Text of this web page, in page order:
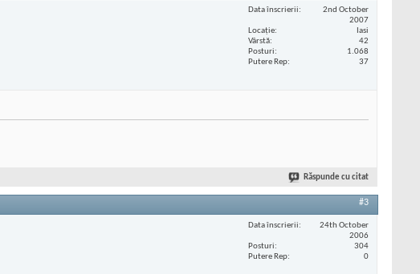
Data înscrierii
2nd October
2007
Locaţie
Iasi
Vârstă
42
Posturi
1.068
Putere Rep
37
Răspunde cu citat
#3
Data înscrierii
24th October
2006
Posturi
304
Putere Rep
0